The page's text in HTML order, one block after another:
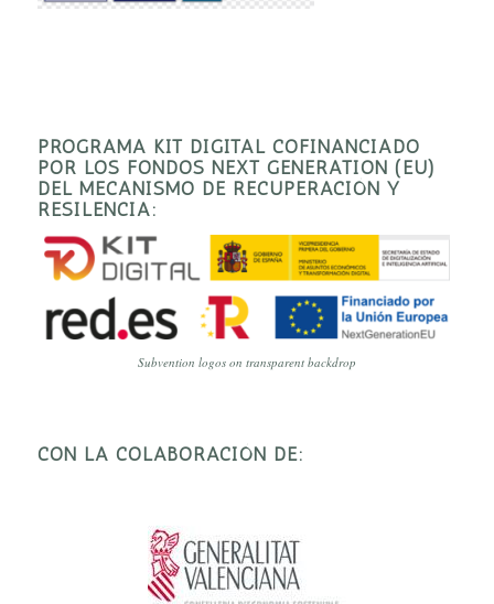
PROGRAMA KIT DIGITAL COFINANCIADO
POR LOS FONDOS NEXT GENERATION (EU)
DEL MECANISMO DE RECUPERACIÓN Y
RESILENCIA:
Subvention logos on transparent backdrop
CON LA COLABORACIÓN DE: